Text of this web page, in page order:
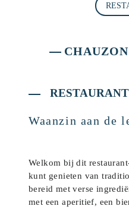
Waanzin aan de
Welkom bij dit
kunt genieten van
bereid met verse
met een aperitief, een